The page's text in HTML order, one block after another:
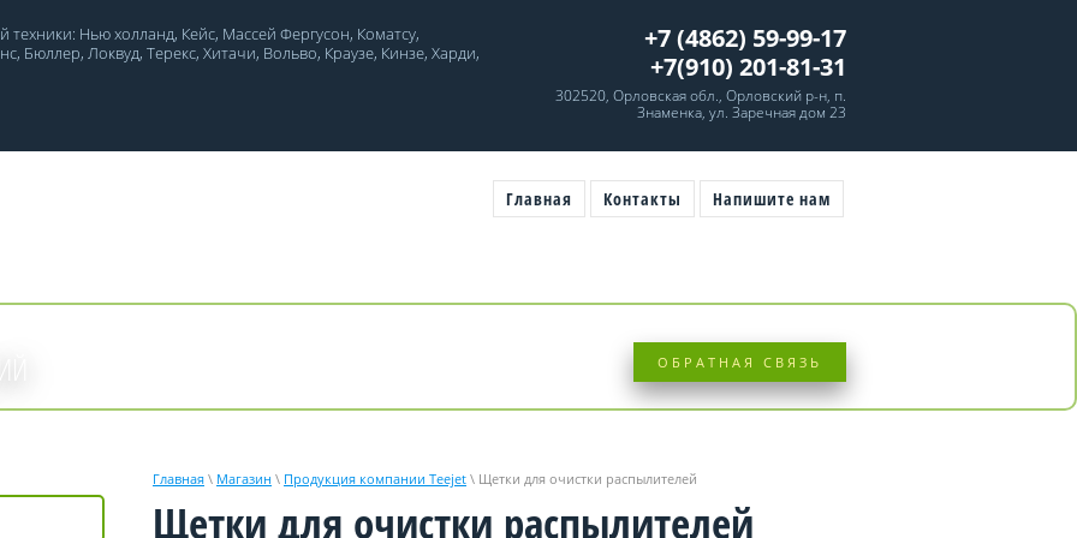
техники: Нью холланд, Кейс, Массей Фергусон, Коматсу,
Бюллер, Локвуд, Терекс, Хитачи, Вольво, Краузе, Кинзе, Харди,
+7 (4862) 59-99-17
+7(910) 201-81-31
302520, Орловская обл., Орловский р-н, п.
Знаменка, ул. Заречная дом 23
Главная Контакты Напишите нам
ОБРАТНАЯ СВЯЗЬ
Главная \ Магазин \ Продукция компании Teejet \ Щетки для очистки распылителей
Щетки для очистки распылителей